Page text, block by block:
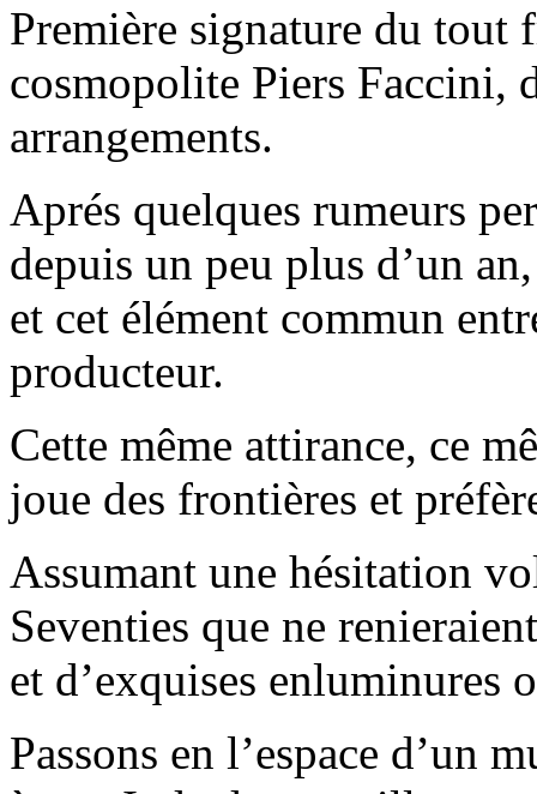
Première signature du
cosmopolite Piers Faccini,
arrangements.
Aprés quelques rumeurs
depuis un peu plus d’un
et cet élément commun
producteur.
Cette même attirance, ce
joue des frontières et
Assumant une hésitation
Seventies que ne
et d’exquises enluminures
Passons en l’espace d’un